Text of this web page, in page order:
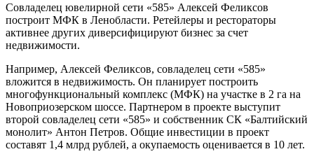
Совладелец ювелирной сети «585» Алексей Феликсов
построит МФК в Ленобласти. Ретейлеры и рестораторы
активнее других диверсифицируют бизнес за счет
недвижимости.
Например, Алексей Феликсов, совладелец сети «585»
вложится в недвижимость. Он планирует построить
многофункциональный комплекс (МФК) на участке в 2 га на
Новоприозерском шоссе. Партнером в проекте выступит
второй совладелец сети «585» и собственник СК «Балтийский
монолит» Антон Петров. Общие инвестиции в проект
составят 1,4 млрд рублей, а окупаемость оценивается в 10 лет.